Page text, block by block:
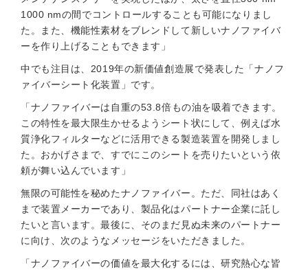
1000 nmの間でコントロールすることも可能になりまし
た。また、機能性素材をブレンドして新しいナノファイバ
ーを作り上げることもできます」
中でも注目は、2019年の新価値創造展で発表した「ナノフ
ァイバーシート化装置」です。
「ナノファイバーは自重の53.8倍もの油を吸着できます。
この特性を最大限生かせるようシート状にして、例えば水
質浄化フィルターなどに活用できる製造装置を開発しまし
た。おかげさまで、すでにこのシートを売りたいという依
頼が舞い込んでいます」
無限の可能性を秘めたナノファイバー。ただ、同社はあく
まで装置メーカーであり、製品化はパートナー企業に託し
たいと言います。最後に、そのまだ見ぬ未来のパートナー
に向け、次のようなメッセージをいただきました。
「ナノファイバーの価値を最大化するには、研究熱心な皆